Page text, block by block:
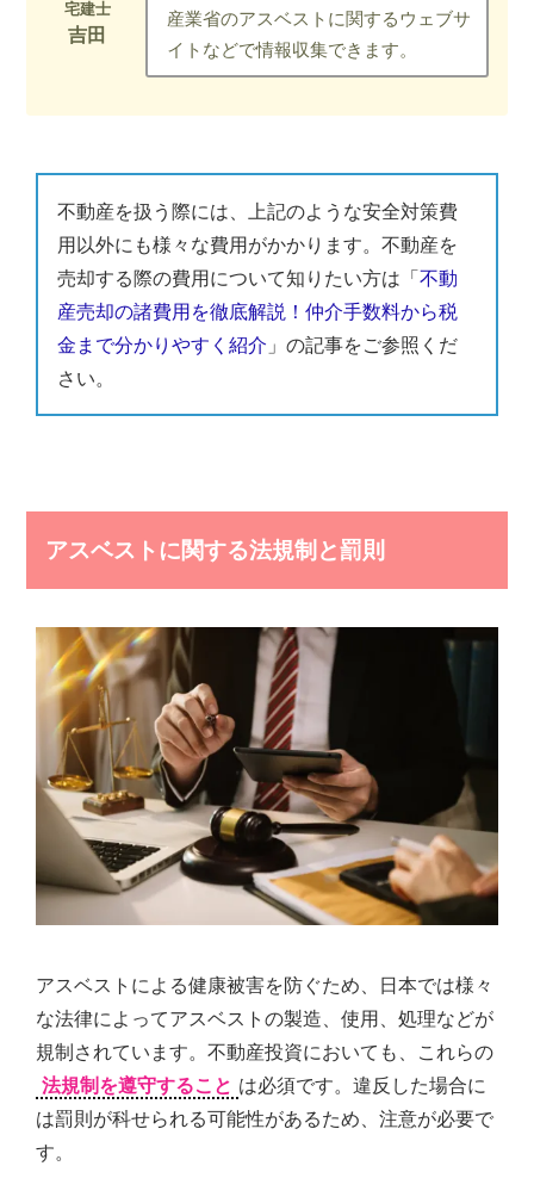
産業省のアスベストに関するウェブサ
イトなどで情報収集できます。
不動産を扱う際には、上記のような安全対策費
用以外にも様々な費用がかかります。不動産を
売却する際の費用について知りたい方は「不動
産売却の諸費用を徹底解説！仲介手数料から税
金まで分かりやすく紹介 」の記事をご参照くだ
さい。
アスベストに関する法規制と罰則
アスベストによる健康被害を防ぐため、日本では様々
な法律によってアスベストの製造、使用、処理などが
規制されています。不動産投資においても、これらの
法規制を遵守すること は必須です。違反した場合に
は罰則が科せられる可能性があるため、注意が必要で
す。